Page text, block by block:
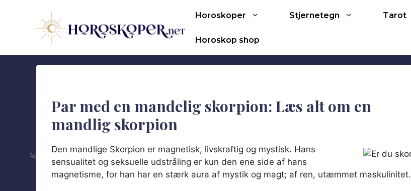
Horoskoper Stjernetegn Tarot
Horoskop shop
Par med en mandelig skorpion: Læs alt om en
mandlig skorpion
Den mandlige Skorpion er magnetisk, livskraftig og mystisk. Hans
sensualitet og seksuelle udstråling er kun den ene side af hans
magnetisme, for han har en stærk aura af mystik og magt; af ren, utæmmet maskulinitet.